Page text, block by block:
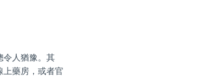
令人猶豫。其
藥房，或者官